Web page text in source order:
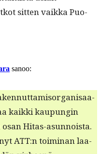
sit­ten vaik­ka Puo­
sanoo:
kaik­ki kaupun­gin
Hitas-asun­noista.
ATT:n toim­i­nan laa­